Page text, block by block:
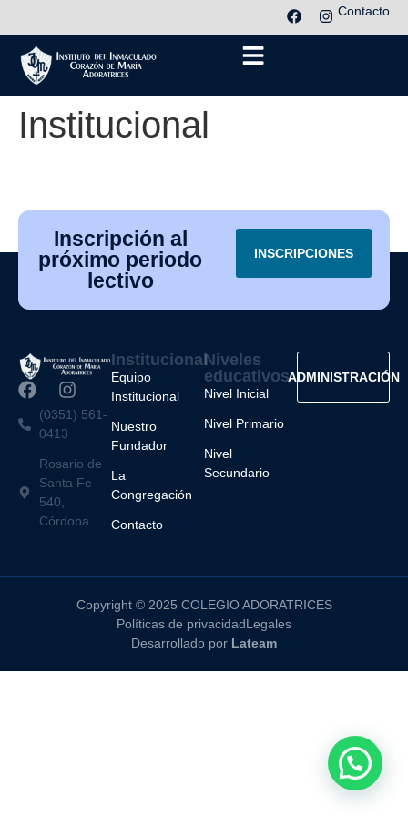
Contacto
Institucional
Inscripción al
próximo periodo
lectivo
INSCRIPCIONES
(0351) 561-
0413
Rosario de
Santa Fe
540,
Córdoba
Institucional
Equipo
Institucional
Nuestro
Fundador
La
Congregación
Contacto
Niveles
educativos
Nivel Inicial
Nivel Primario
Nivel
Secundario
ADMINISTRACIÓN
Copyright © 2025 COLEGIO ADORATRICES
Políticas de privacidadLegales
Desarrollado por Lateam